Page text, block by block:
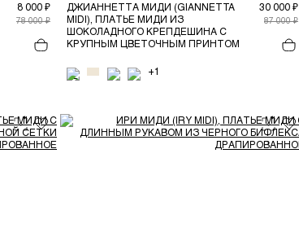
8 000 ₽
78 000 ₽
ДЖИАННЕТТА МИДИ (GIANNETTA
MIDI), ПЛАТЬЕ МИДИ ИЗ
ШОКОЛАДНОГО КРЕПДЕШИНА С
КРУПНЫМ ЦВЕТОЧНЫМ ПРИНТОМ
30 000 ₽
87 000 ₽
+1